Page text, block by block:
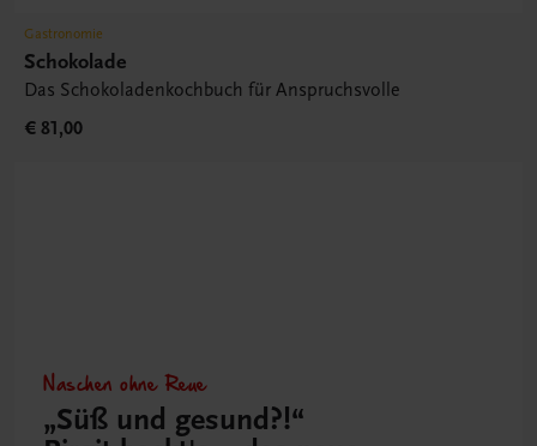
Gastronomie
Schokolade
Das Schokoladenkochbuch für Anspruchsvolle
€ 81,00
Naschen ohne Reue
„Süß und gesund?!“